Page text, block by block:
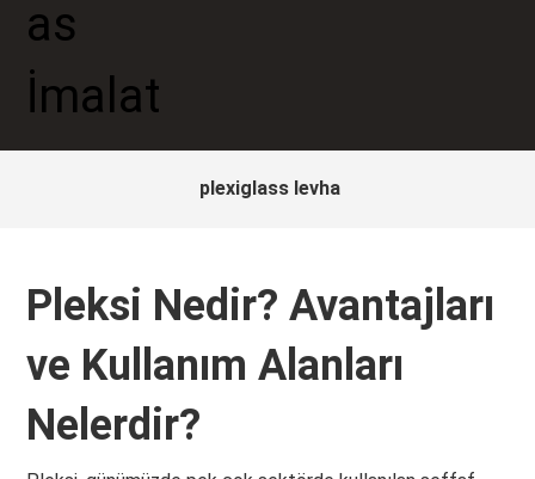
plexiglass levha
Pleksi Nedir? Avantajları
ve Kullanım Alanları
Nelerdir?